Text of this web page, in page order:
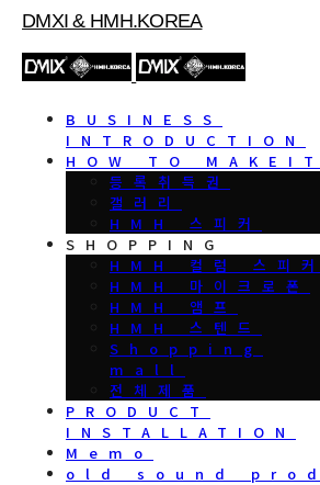
DMXI & HMH.KOREA
BUSINESS
INTRODUCTION
HOW TO MAKEIT
등록취득권
갤러리
HMH 스피커
SHOPPING
HMH 컬럼 스피커
HMH 마이크로폰
HMH 앰프
HMH 스텐드
Shopping
mall
전체제품
PRODUCT
INSTALLATION
Memo
old sound